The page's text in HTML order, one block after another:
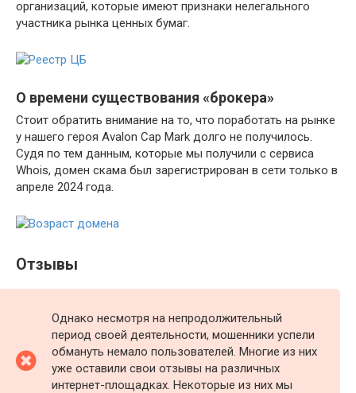
организаций, которые имеют признаки нелегального
участника рынка ценных бумаг.
О времени существования «брокера»
Стоит обратить внимание на то, что поработать на рынке
у нашего героя Avalon Cap Mark долго не получилось.
Судя по тем данным, которые мы получили с сервиса
Whois, домен скама был зарегистрирован в сети только в
апреле 2024 года.
Отзывы
Однако несмотря на непродолжительный
период своей деятельности, мошенники успели
обмануть немало пользователей. Многие из них
уже оставили свои отзывы на различных
интернет-площадках. Некоторые из них мы